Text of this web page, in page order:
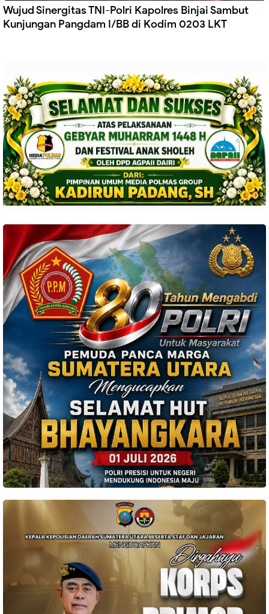
Wujud Sinergitas TNI-Polri Kapolres Binjai Sambut
Kunjungan Pangdam I/BB di Kodim 0203 LKT